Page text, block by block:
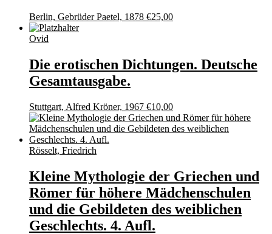
Berlin, Gebrüder Paetel, 1878 €25,00
Ovid
Die erotischen Dichtungen. Deutsche
Gesamtausgabe.
Stuttgart, Alfred Kröner, 1967 €10,00
Rösselt, Friedrich
Kleine Mythologie der Griechen und
Römer für höhere Mädchenschulen
und die Gebildeten des weiblichen
Geschlechts. 4. Aufl.